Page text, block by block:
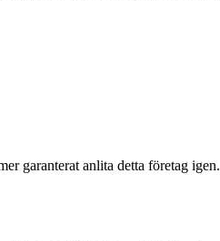
garanterat anlita detta företag igen.